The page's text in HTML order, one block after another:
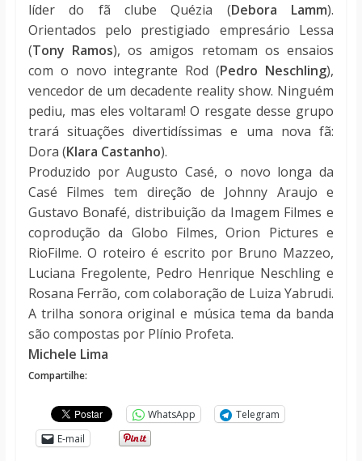
líder do fã clube Quézia (Debora Lamm).
Orientados pelo prestigiado empresário Lessa
(Tony Ramos), os amigos retomam os ensaios
com o novo integrante Rod (Pedro Neschling),
vencedor de um decadente reality show. Ninguém
pediu, mas eles voltaram! O resgate desse grupo
trará situações divertidíssimas e uma nova fã:
Dora (Klara Castanho).
Produzido por Augusto Casé, o novo longa da
Casé Filmes tem direção de Johnny Araujo e
Gustavo Bonafé, distribuição da Imagem Filmes e
coprodução da Globo Filmes, Orion Pictures e
RioFilme. O roteiro é escrito por Bruno Mazzeo,
Luciana Fregolente, Pedro Henrique Neschling e
Rosana Ferrão, com colaboração de Luiza Yabrudi.
A trilha sonora original e música tema da banda
são compostas por Plínio Profeta.
Michele Lima
Compartilhe:
WhatsApp
Telegram
E-mail